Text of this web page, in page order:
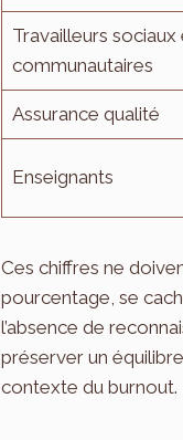
Travailleurs sociaux
communautaires
Assurance qualité
Enseignants
Ces chiffres ne
pourcentage, se
l’absence de
préserver un
contexte du burnout.